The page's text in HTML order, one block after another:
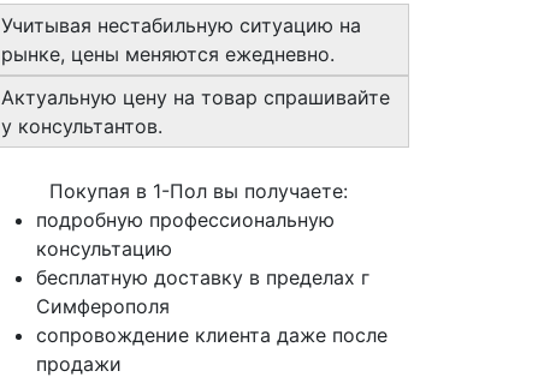
Учитывая нестабильную ситуацию на
рынке, цены меняются ежедневно.
Актуальную цену на товар спрашивайте
у консультантов.
Покупая в 1-Пол вы получаете:
подробную профессиональную
консультацию
бесплатную доставку в пределах г
Симферополя
сопровождение клиента даже после
продажи